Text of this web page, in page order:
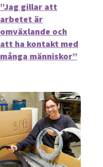
”Jag gillar att
arbetet är
omväxlande och
att ha kontakt med
många människor”